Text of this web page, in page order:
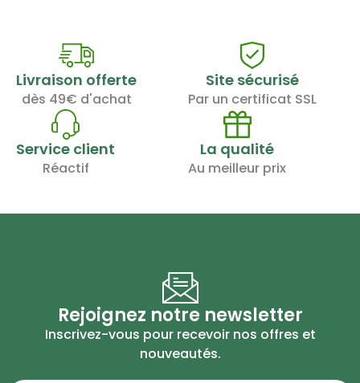
Livraison offerte
dès 49€ d'achat
Site sécurisé
Par un certificat SSL
Service client
Réactif
La qualité
Au meilleur prix
Rejoignez notre newsletter
Inscrivez-vous pour recevoir nos offres et
nouveautés.